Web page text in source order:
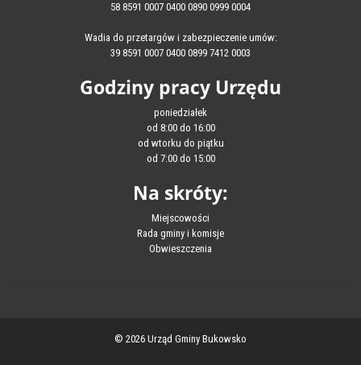
58 8591 0007 0400 0890 0999 0004
Wadia do przetargów i zabezpieczenie umów:
39 8591 0007 0400 0899 7412 0003
Godziny pracy Urzędu
poniedziałek
od 8:00 do 16:00
od wtorku do piątku
od 7:00 do 15:00
Na skróty:
Miejscowości
Rada gminy i komisje
Obwieszczenia
© 2026 Urząd Gminy Bukowsko